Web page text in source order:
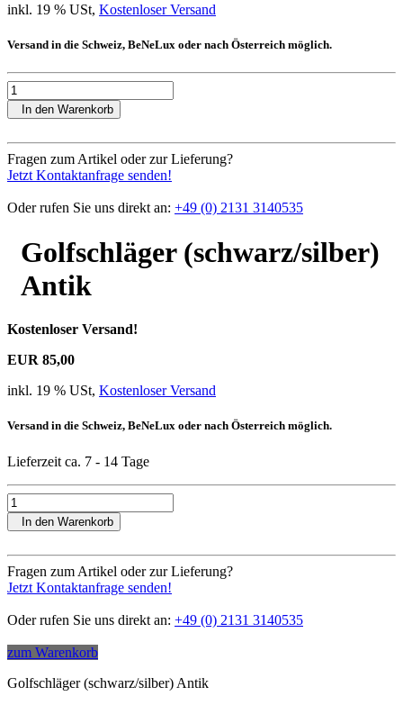
inkl. 19 % USt, Kostenloser Versand
Versand in die Schweiz, BeNeLux oder nach Österreich möglich.
In den Warenkorb
Fragen zum Artikel oder zur Lieferung?
Jetzt Kontaktanfrage senden!
Oder rufen Sie uns direkt an: +49 (0) 2131 3140535
Golfschläger (schwarz/silber)
Antik
Kostenloser Versand!
EUR 85,00
inkl. 19 % USt, Kostenloser Versand
Versand in die Schweiz, BeNeLux oder nach Österreich möglich.
Lieferzeit ca. 7 - 14 Tage
In den Warenkorb
Fragen zum Artikel oder zur Lieferung?
Jetzt Kontaktanfrage senden!
Oder rufen Sie uns direkt an: +49 (0) 2131 3140535
zum Warenkorb
Golfschläger (schwarz/silber) Antik